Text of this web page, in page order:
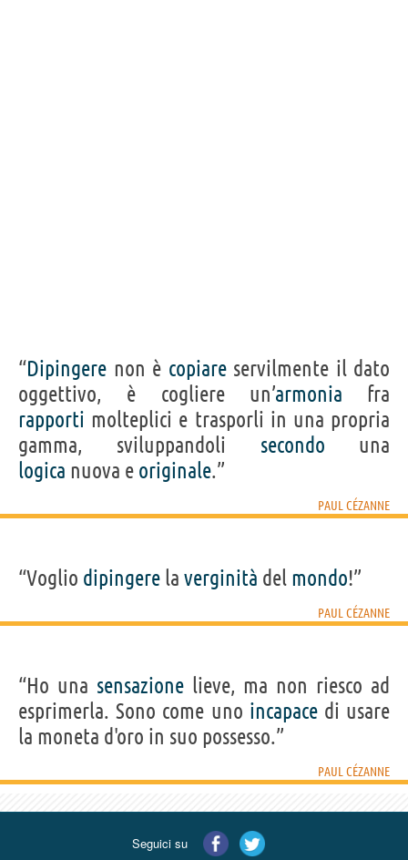
“Dipingere non è copiareservilmente il dato
oggettivo, è cogliere un’armonia fra
rapporti molteplici e trasporli in una propria
gamma, sviluppandoli secondo una
logica nuova e originale.”
PAUL CÉZANNE
“Voglio dipingere la verginità del mondo!”
PAUL CÉZANNE
“Ho una sensazionelieve, ma non riesco ad
esprimerla. Sono come uno incapacedi usare
la moneta d'oro in suo possesso.”
PAUL CÉZANNE
Seguici su